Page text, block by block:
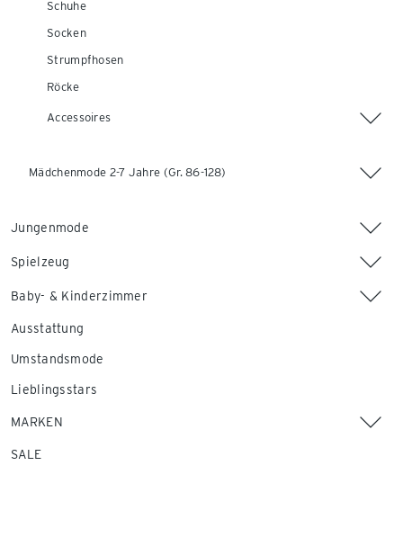
Schuhe
Socken
Strumpfhosen
Röcke
Accessoires
Mädchenmode 2-7 Jahre (Gr. 86-128)
Jungenmode
Spielzeug
Baby- & Kinderzimmer
Ausstattung
Umstandsmode
Lieblingsstars
MARKEN
SALE